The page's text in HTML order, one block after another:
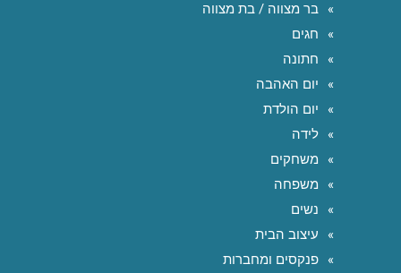
בר מצווה / בת מצווה
חגים
חתונה
יום האהבה
יום הולדת
לידה
משחקים
משפחה
נשים
עיצוב הבית
פנקסים ומחברות